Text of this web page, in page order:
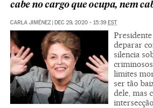
cabe no cargo que ocupa, nem
CARLA JIMÉNEZ | DEC 29, 2020 - 15:39 EST
deparar
silencia
limites
ser tão
dele, mas
intersecção